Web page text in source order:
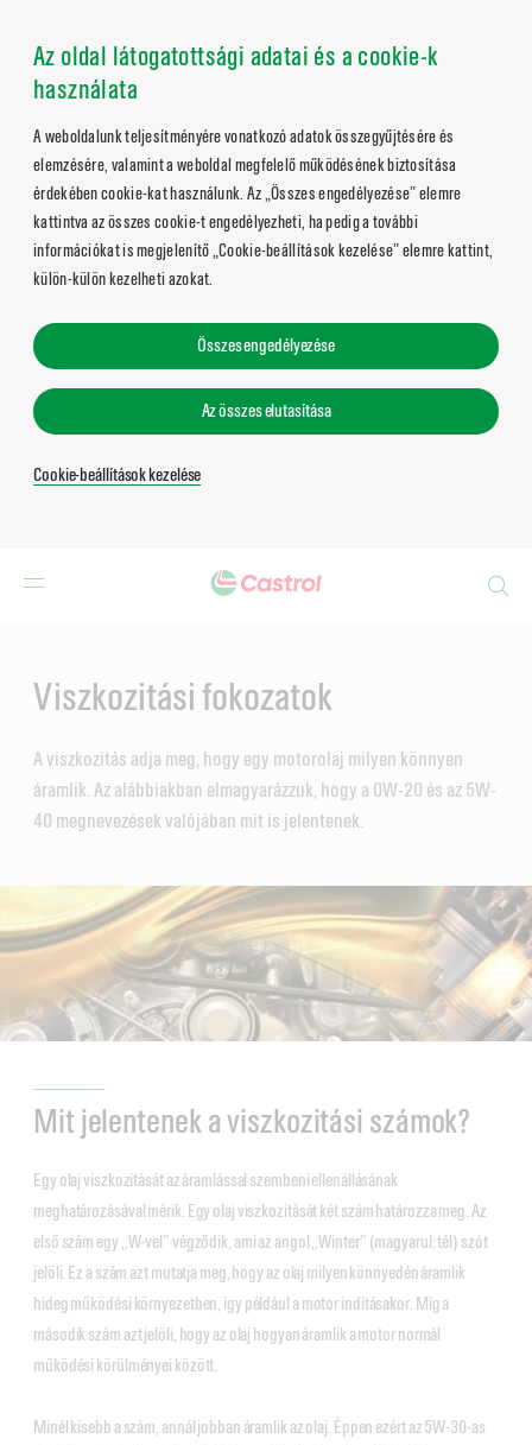
Az oldal látogatottsági adatai és a cookie-k
használata
A weboldalunk teljesítményére vonatkozó adatok összegyűjtésére és
elemzésére, valamint a weboldal megfelelő működésének biztosítása
érdekében cookie-kat használunk. Az „Összes engedélyezése” elemre
kattintva az összes cookie-t engedélyezheti, ha pedig a további
információkat is megjelenítő „Cookie-beállítások kezelése” elemre kattint,
külön-külön kezelheti azokat.
Összes engedélyezése
Az összes elutasítása
Cookie-beállítások kezelése
Viszkozitási fokozatok
A viszkozitás adja meg, hogy egy motorolaj milyen könnyen
áramlik. Az alábbiakban elmagyarázzuk, hogy a 0W-20 és az 5W-
40 megnevezések valójában mit is jelentenek.
Mit jelentenek a viszkozitási számok?
Egy olaj viszkozitását az áramlással szembeni ellenállásának
meghatározásával mérik. Egy olaj viszkozitását két szám határozza meg. Az
első szám egy „W-vel” végződik, ami az angol „Winter” (magyarul: tél) szót
jelöli. Ez a szám azt mutatja meg, hogy az olaj milyen könnyedén áramlik
hideg működési környezetben, így például a motor indításakor. Míg a
második szám azt jelöli, hogy az olaj hogyan áramlik a motor normál
működési körülményei között.
Minél kisebb a szám, annál jobban áramlik az olaj. Éppen ezért az 5W-30-as